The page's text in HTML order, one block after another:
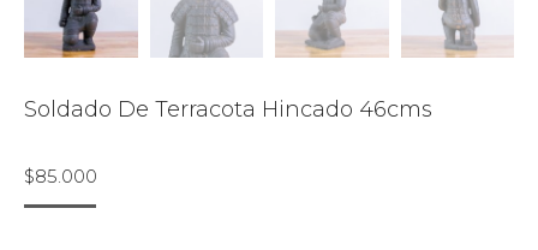
Soldado De Terracota Hincado 46cms
$85.000